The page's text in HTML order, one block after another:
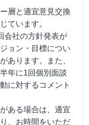
層と適宜意見交換
ています。
会社の方針発表が
ョン・目標につい
あります。また、
年に1回個別面談
に対するコメント
ある場合は、適宜
、お時間をいただ